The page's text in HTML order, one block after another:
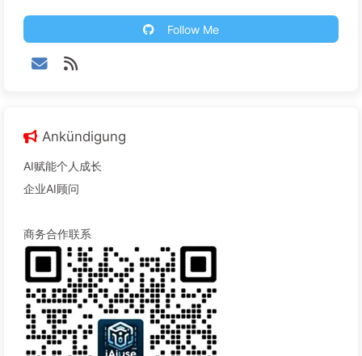
Follow Me
Ankündigung
AI赋能个人成长
企业AI顾问
商务合作联系